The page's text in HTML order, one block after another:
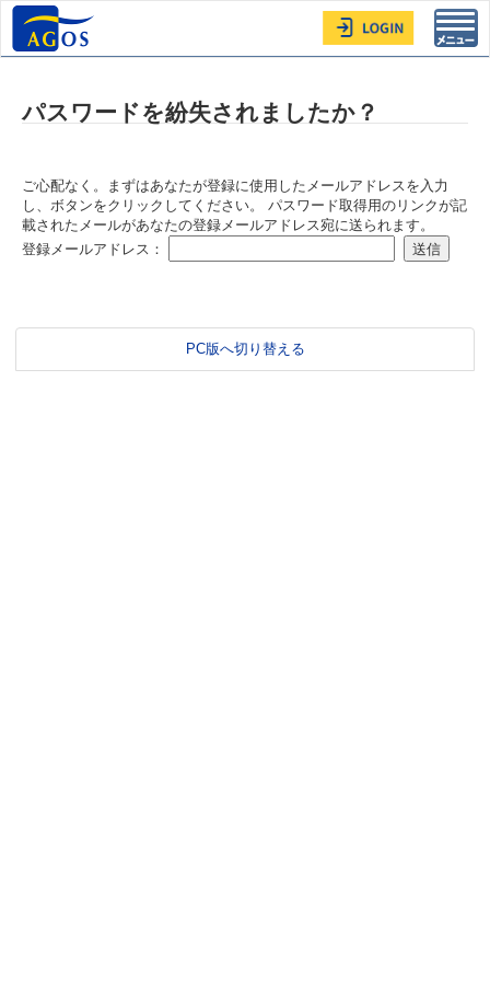
パスワードを紛失されましたか？
ご心配なく。まずはあなたが登録に使用したメールアドレスを入力
し、ボタンをクリックしてください。 パスワード取得用のリンクが記
載されたメールがあなたの登録メールアドレス宛に送られます。
登録メールアドレス：
PC版へ切り替える